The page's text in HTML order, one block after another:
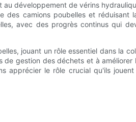
développement de vérins
camions poubelles et réduisant
avec des progrès continus qui
jouant un rôle essentiel dans la
gestion des déchets et à
apprécier le rôle crucial qu'ils